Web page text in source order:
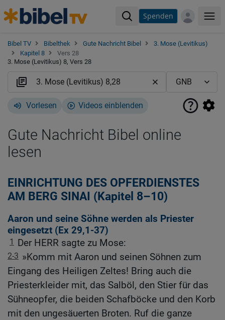
Spenden
Bibel TV Bibelthek Gute Nachricht Bibel
3. Mose (Levitikus)
Kapitel 8
Vers 28
3. Mose (Levitikus) 8, Vers 28
Vorlesen Videos einblenden
Gute Nachricht Bibel online
lesen
EINRICHTUNG DES OPFERDIENSTES
AM BERG SINAI (Kapitel 8–10)
Aaron und seine Söhne werden als Priester
eingesetzt (Ex 29,1-37)
1 Der HERR sagte zu Mose:
2-3 »Komm mit Aaron und seinen Söhnen zum
Eingang des Heiligen Zeltes! Bring auch die
Priesterkleider mit, das Salböl, den Stier für das
Sühneopfer, die beiden Schafböcke und den Korb
mit den ungesäuerten Broten. Ruf die ganze